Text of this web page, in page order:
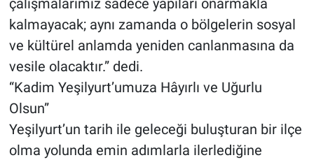
çalışmalarımız sadece yapıları onarmakla
kalmayacak; aynı zamanda o bölgelerin sosyal
ve kültürel anlamda yeniden canlanmasına da
vesile olacaktır.” dedi.
“Kadim Yeşilyurt’umuza Hâyırlı ve Uğurlu
Olsun”
Yeşilyurt’un tarih ile geleceği buluşturan bir ilçe
olma yolunda emin adımlarla ilerlediğine